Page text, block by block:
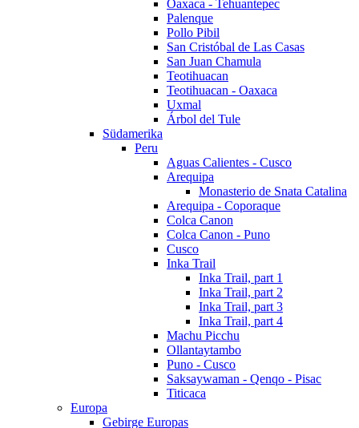
Oaxaca - Tehuantepec
Palenque
Pollo Pibil
San Cristóbal de Las Casas
San Juan Chamula
Teotihuacan
Teotihuacan - Oaxaca
Uxmal
Árbol del Tule
Südamerika
Peru
Aguas Calientes - Cusco
Arequipa
Monasterio de Snata Catalina
Arequipa - Coporaque
Colca Canon
Colca Canon - Puno
Cusco
Inka Trail
Inka Trail, part 1
Inka Trail, part 2
Inka Trail, part 3
Inka Trail, part 4
Machu Picchu
Ollantaytambo
Puno - Cusco
Saksaywaman - Qenqo - Pisac
Titicaca
Europa
Gebirge Europas